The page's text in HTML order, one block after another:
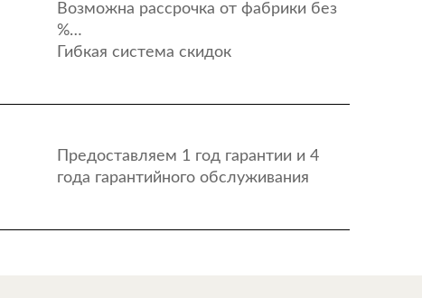
Возможна рассрочка от фабрики без
%…
Гибкая система скидок
Предоставляем 1 год гарантии и 4
года гарантийного обслуживания